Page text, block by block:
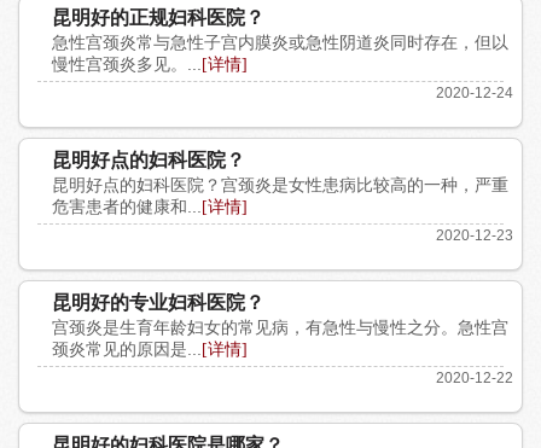
昆明好的正规妇科医院？
急性宫颈炎常与急性子宫内膜炎或急性阴道炎同时存在，但以
慢性宫颈炎多见。...
[详情]
2020-12-24
昆明好点的妇科医院？
昆明好点的妇科医院？宫颈炎是女性患病比较高的一种，严重
危害患者的健康和...
[详情]
2020-12-23
昆明好的专业妇科医院？
宫颈炎是生育年龄妇女的常见病，有急性与慢性之分。急性宫
颈炎常见的原因是...
[详情]
2020-12-22